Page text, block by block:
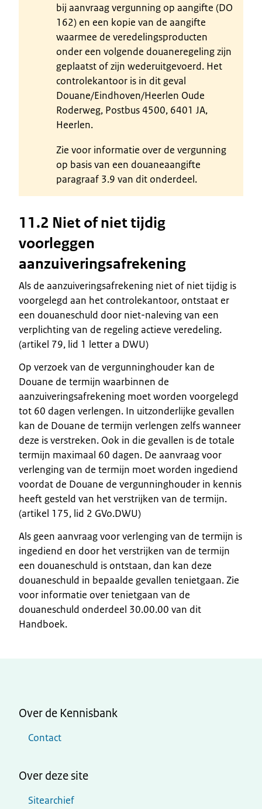
bij aanvraag vergunning op aangifte (DO
162) en een kopie van de aangifte
waarmee de veredelingsproducten
onder een volgende douaneregeling zijn
geplaatst of zijn wederuitgevoerd. Het
controlekantoor is in dit geval
Douane/Eindhoven/Heerlen Oude
Roderweg, Postbus 4500, 6401 JA,
Heerlen.
Zie voor informatie over de vergunning
op basis van een douaneaangifte
paragraaf 3.9 van dit onderdeel.
11.2 Niet of niet tijdig
voorleggen
aanzuiveringsafrekening
Als de aanzuiveringsafrekening niet of niet tijdig is
voorgelegd aan het controlekantoor, ontstaat er
een douaneschuld door niet-naleving van een
verplichting van de regeling actieve veredeling.
(artikel 79, lid 1 letter a DWU)
Op verzoek van de vergunninghouder kan de
Douane de termijn waarbinnen de
aanzuiveringsafrekening moet worden voorgelegd
tot 60 dagen verlengen. In uitzonderlijke gevallen
kan de Douane de termijn verlengen zelfs wanneer
deze is verstreken. Ook in die gevallen is de totale
termijn maximaal 60 dagen. De aanvraag voor
verlenging van de termijn moet worden ingediend
voordat de Douane de vergunninghouder in kennis
heeft gesteld van het verstrijken van de termijn.
(artikel 175, lid 2 GVo.DWU)
Als geen aanvraag voor verlenging van de termijn is
ingediend en door het verstrijken van de termijn
een douaneschuld is ontstaan, dan kan deze
douaneschuld in bepaalde gevallen tenietgaan. Zie
voor informatie over tenietgaan van de
douaneschuld onderdeel 30.00.00 van dit
Handboek.
Over de Kennisbank
Contact
Over deze site
Sitearchief